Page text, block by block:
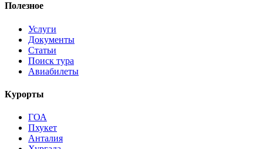
Полезное
Услуги
Документы
Статьи
Поиск тура
Авиабилеты
Курорты
ГОА
Пхукет
Анталия